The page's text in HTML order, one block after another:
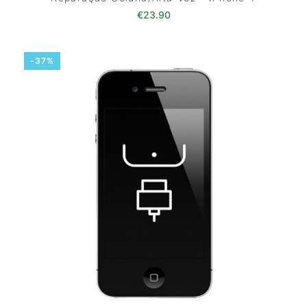
€23.90
-37%